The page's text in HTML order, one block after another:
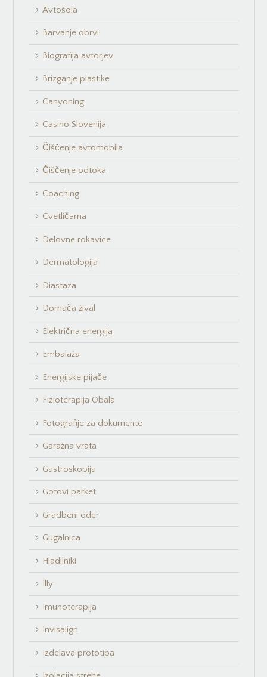
Avtošola
Barvanje obrvi
Biografija avtorjev
Brizganje plastike
Canyoning
Casino Slovenija
Čiščenje avtomobila
Čiščenje odtoka
Coaching
Cvetličarna
Delovne rokavice
Dermatologija
Diastaza
Domača žival
Električna energija
Embalaža
Energijske pijače
Fizioterapija Obala
Fotografije za dokumente
Garažna vrata
Gastroskopija
Gotovi parket
Gradbeni oder
Gugalnica
Hladilniki
Illy
Imunoterapija
Invisalign
Izdelava prototipa